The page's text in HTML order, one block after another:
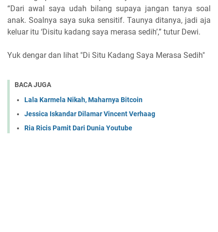
“Dari awal saya udah bilang supaya jangan tanya soal
anak. Soalnya saya suka sensitif. Taunya ditanya, jadi aja
keluar itu ‘Disitu kadang saya merasa sedih’,” tutur Dewi.
Yuk dengar dan lihat "Di Situ Kadang Saya Merasa Sedih"
BACA JUGA
Lala Karmela Nikah, Maharnya Bitcoin
Jessica Iskandar Dilamar Vincent Verhaag
Ria Ricis Pamit Dari Dunia Youtube